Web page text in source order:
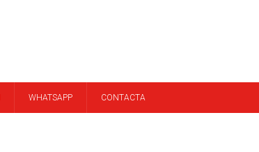
WHATSAPP CONTACTA